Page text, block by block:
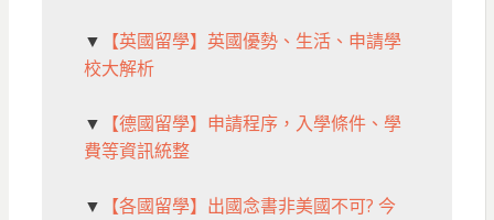
▼ 【英國留學】英國優勢、生活、申請學
校大解析
▼ 【德國留學】申請程序，入學條件、學
費等資訊統整
▼ 【各國留學】出國念書非美國不可? 今